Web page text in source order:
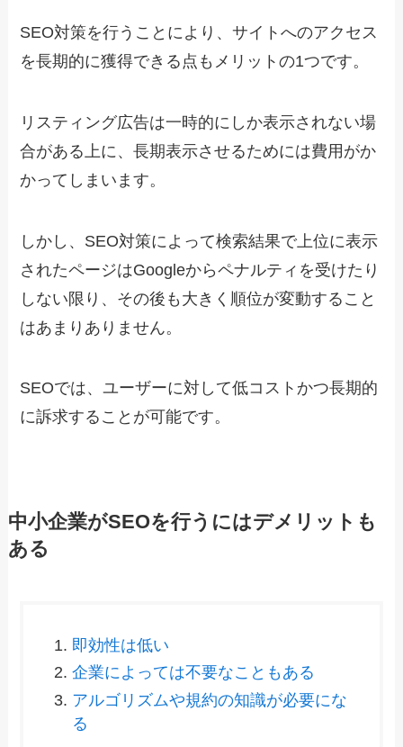
SEO対策を行うことにより、サイトへのアクセス
を長期的に獲得できる点もメリットの1つです。
リスティング広告は一時的にしか表示されない場
合がある上に、長期表示させるためには費用がか
かってしまいます。
しかし、SEO対策によって検索結果で上位に表示
されたページはGoogleからペナルティを受けたり
しない限り、その後も大きく順位が変動すること
はあまりありません。
SEOでは、ユーザーに対して低コストかつ長期的
に訴求することが可能です。
中小企業がSEOを行うにはデメリットも
ある
即効性は低い
企業によっては不要なこともある
アルゴリズムや規約の知識が必要にな
る